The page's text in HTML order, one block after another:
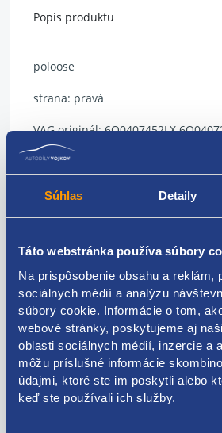
Súhlas Detaily
Táto webstránka používa súbory
Na prispôsobenie obsahu a reklám,
sociálnych médií a analýzu
súbory cookie. Informácie o tom,
webové stránky, poskytujeme aj
oblasti sociálnych médií, inzercie a
môžu príslušné informácie
údajmi, ktoré ste im poskytli alebo
keď ste používali ich služby.
Popis produktu
poloose
strana: pravá
VAG originál: 6Q0407452LX
6Q0407272DH 6Q0407272H
6Q0407452LX 6Q0407272BK
6Q0407272H
Použiteľné pre vozidlá
Škoda Fabia I 1999-2007 1.4 16V
Škoda Fabia I 1999-2007 1.4 TDI
Škoda Fabia I 1999-2007 1.9 TDI
Škoda Fabia II 2006-2014 1.9 TDI
Za kvalitu